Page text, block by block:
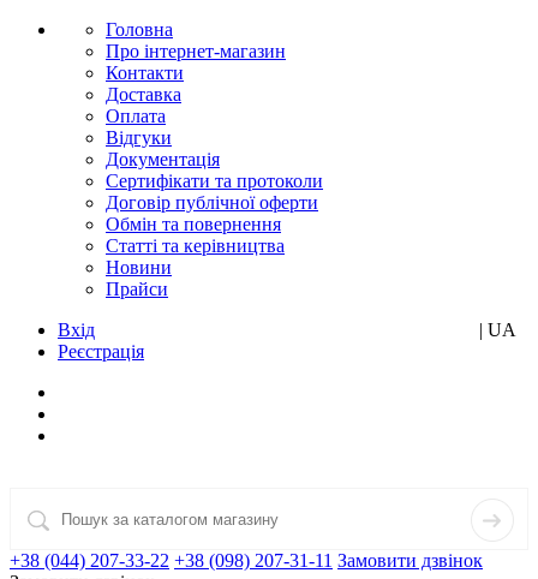
Головна
Про інтернет-магазин
Контакти
Доставка
Оплата
Відгуки
Документація
Сертифікати та протоколи
Договір публічної оферти
Обмін та повернення
Статті та керівництва
Новини
Прайси
| UA
Вхід
Реєстрація
+38 (044) 207-33-22 +38 (098) 207-31-11 Замовити дзвінок